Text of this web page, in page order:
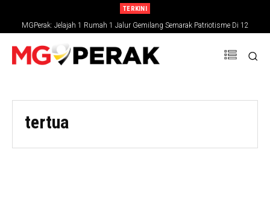
TERKINI
MGPerak: Jelajah 1 Rumah 1 Jalur Gemilang Semarak Patriotisme Di 12
Daerah Perak
tertua